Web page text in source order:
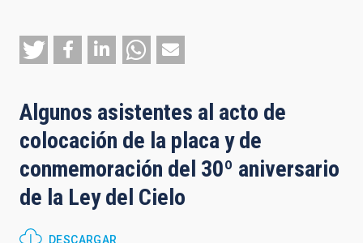
a
la
navegación
Algunos asistentes al acto de
colocación de la placa y de
conmemoración del 30º aniversario
de la Ley del Cielo
DESCARGAR